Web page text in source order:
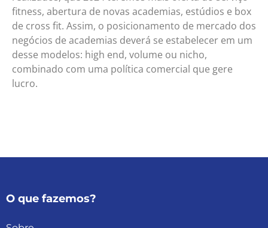
fitness, abertura de novas academias, estúdios e box
de cross fit. Assim, o posicionamento de mercado dos
negócios de academias deverá se estabelecer em um
desse modelos: high end, volume ou nicho,
combinado com uma política comercial que gere
lucro.
O que fazemos?